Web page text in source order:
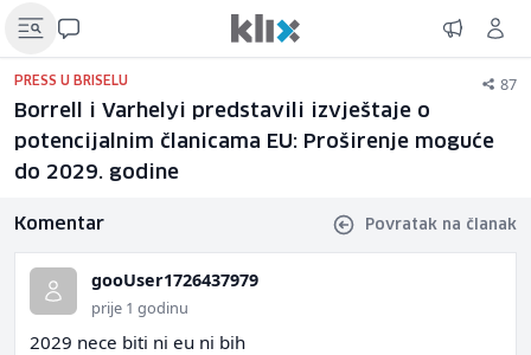
PRESS U BRISELU 87
Borrell i Varhelyi predstavili izvještaje o
potencijalnim članicama EU: Proširenje moguće
do 2029. godine
Komentar Povratak na članak
gooUser1726437979
prije 1 godinu
2029 nece biti ni eu ni bih